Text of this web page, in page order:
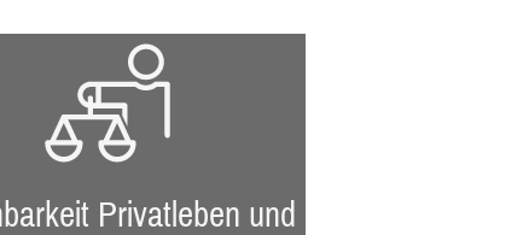
Privatleben und